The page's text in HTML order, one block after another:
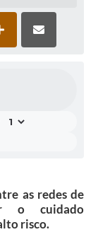
as redes de
o cuidado
risco.